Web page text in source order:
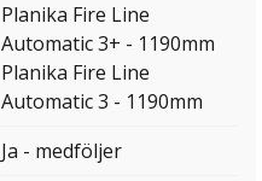
Planika Fire Line
Automatic 3+ - 1190mm
Planika Fire Line
Automatic 3 - 1190mm
Ja - medföljer